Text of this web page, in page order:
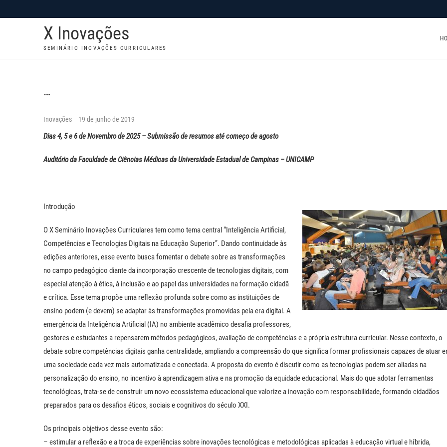
k
t
X Inovações
SEMINÁRIO INOVAÇÕES CURRICULARES
…
Inovações 19 de junho de 2019
Dias 4, 5 e 6 de Novembro de 2025 – Submissão de resumos até começo de agosto
Auditório da Faculdade de Ciências Médicas da Universidade Estadual de Campinas – UNICAMP
Introdução
O X Seminário Inovações Curriculares tem como tema central “Inteligência Artificial,
Competências e Tecnologias Digitais na Educação Superior”. Dando continuidade às
edições anteriores, esse evento busca fomentar o debate sobre as transformações
no campo pedagógico diante da incorporação crescente de tecnologias digitais, com
especial atenção à ética, à inclusão e ao papel das universidades na formação cidadã
e crítica. Esse tema propõe uma reflexão profunda sobre como as instituições de
ensino podem (e devem) se adaptar às transformações promovidas pela era digital. A
emergência da Inteligência Artificial (IA) no ambiente acadêmico desafia professores,
gestores e estudantes a repensarem métodos pedagógicos, avaliação de competências e a própria estrutura curricular. Nesse contexto, o
debate sobre competências digitais ganha centralidade, ampliando a compreensão do que significa formar profissionais capazes de atuar
uma sociedade cada vez mais automatizada e conectada. A proposta do evento é discutir como as tecnologias podem ser aliadas na
personalização do ensino, no incentivo à aprendizagem ativa e na promoção da equidade educacional. Mais do que adotar ferramentas
tecnológicas, trata-se de construir um novo ecossistema educacional que valorize a inovação com responsabilidade, formando cidadãos
preparados para os desafios éticos, sociais e cognitivos do século XXI.
Os principais objetivos desse evento são:
– estimular a reflexão e a troca de experiências sobre inovações tecnológicas e metodológicas aplicadas à educação virtual e híbrida,